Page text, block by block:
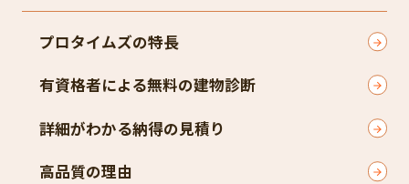
プロタイムズの特長
有資格者による無料の建物診断
詳細がわかる納得の見積り
高品質の理由